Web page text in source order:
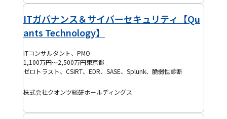
ITガバナンス＆サイバーセキュリティ【Qu
ants Technology】
ITコンサルタント、PMO
1,100万円～2,500万円東京都
ゼロトラスト、CSIRT、EDR、SASE、Splunk、脆弱性診断
株式会社クオンツ総研ホールディングス